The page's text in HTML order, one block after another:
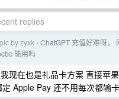
replies
by zyxk › ChatGPT 充值好难呀，
能用吗
我现在也是礼品卡方案 直接苹
Apple Pay 还不用每次都输